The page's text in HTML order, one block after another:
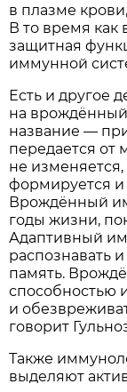
в плазме
В то время как
защитная
иммунной
Есть и другое
на
название —
передается от
не
формируется и
Врождённый
годы жизни,
Адаптивный
распознавать
память.
способностью
и
говорит
Также
выделяют